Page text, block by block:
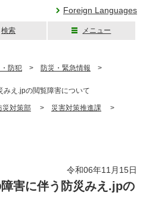
Foreign Languages
検索 メニュー
防犯 > 防災・緊急情報 >
え.jpの閲覧障害について
災対策部 > 災害対策推進課 >
令和06年11月15日
害に伴う防災みえ.jpの